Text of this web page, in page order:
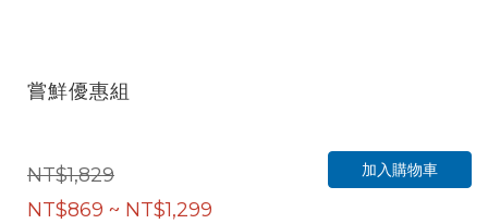
嘗鮮優惠組
NT$1,829
NT$869 ~ NT$1,299
加入購物車